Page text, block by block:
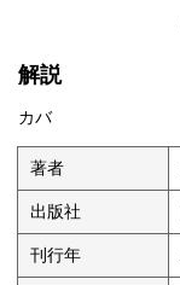
解説
カバ
著者
出版社
刊行年